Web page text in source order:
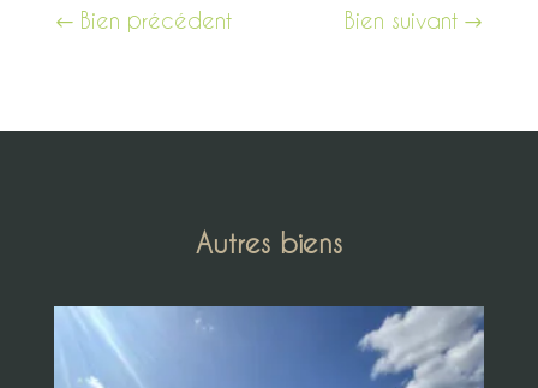
Bien précédent Bien suivant
Autres biens